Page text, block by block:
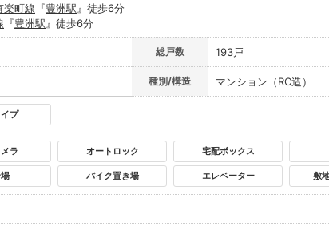
楽町線 『豊洲駅 』徒歩6分
『豊洲駅 』徒歩6分
総戸数 193戸
種別/構造 マンション（RC造）
プ
ラ オートロック 宅配ボックス
バイク置き場 エレベーター 敷